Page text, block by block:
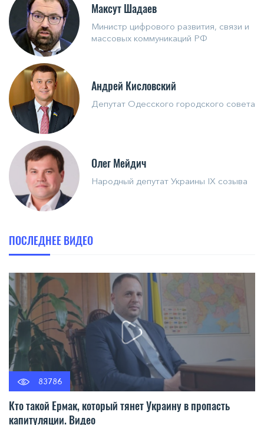
Максут Шадаев
Министр цифрового развития, связи и
массовых коммуникаций РФ
Андрей Кисловский
Депутат Одесского городского совета
Олег Мейдич
Народный депутат Украины IX созыва
ПОСЛЕДНЕЕ ВИДЕО
83786
Кто такой Ермак, который тянет Украину в пропасть
капитуляции. Видео